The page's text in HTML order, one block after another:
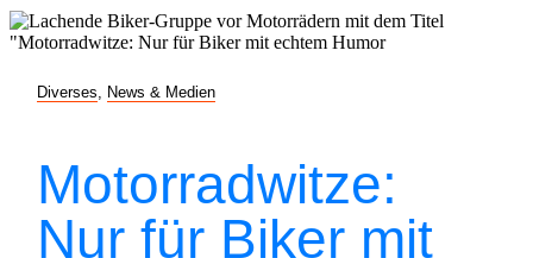
Diverses News & Medien
Motorradwitze:
Nur für Biker mit